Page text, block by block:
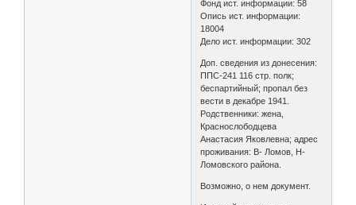
Фонд ист. информации: 58
Опись ист. информации:
18004
Дело ист. информации: 302
Доп. сведения из донесения:
ППС-241 116 стр. полк;
беспартийный; пропал без
вести в декабре 1941.
Родственники: жена,
Краснослободцева
Анастасия Яковлевна; адрес
проживания: В- Ломов, Н-
Ломовского района.
Возможно, о нем документ.